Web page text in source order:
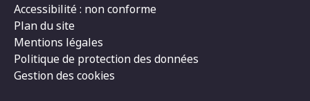
Accessibilité : non conforme
Plan du site
Mentions légales
Politique de protection des données
Gestion des cookies